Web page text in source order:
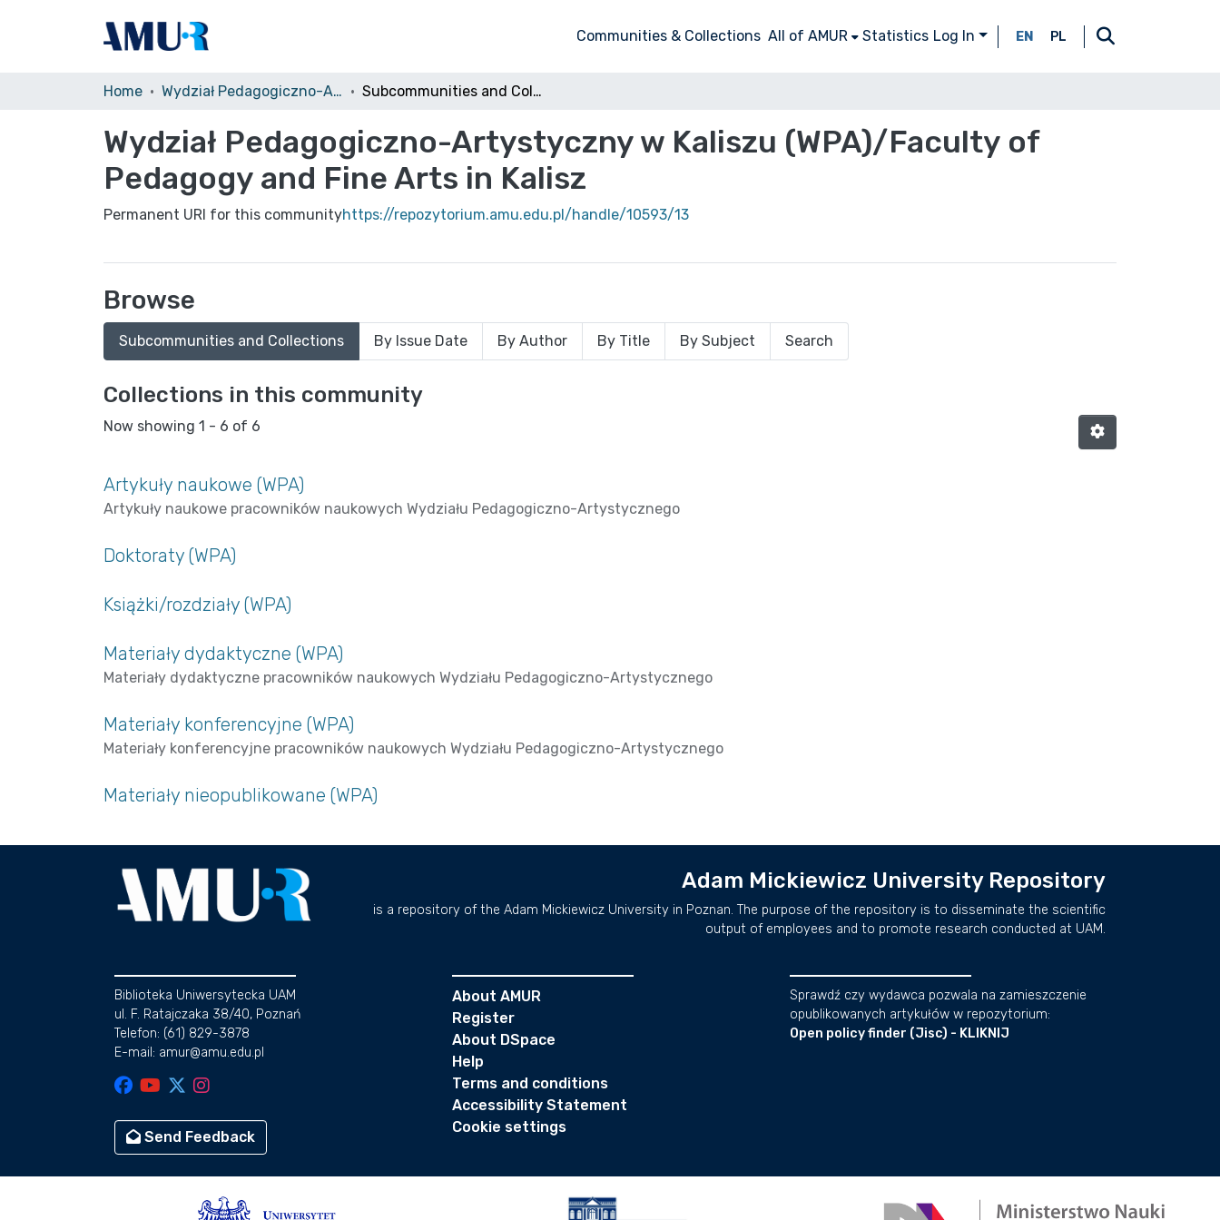
Communities & Collections All of AMUR Statistics Log In EN PL
Home Wydział Pedagogiczno-Artystyczny w Kaliszu (WPA)/Faculty of Pedagogy and Fine Arts in Kalisz Subcommunities and Collections
Wydział Pedagogiczno-Artystyczny w Kaliszu (WPA)/Faculty of
Pedagogy and Fine Arts in Kalisz
Permanent URI for this communityhttps://repozytorium.amu.edu.pl/handle/10593/13
Browse
Subcommunities and Collections By Issue Date By Author By Title By Subject Search
Collections in this community
Now showing 1 - 6 of 6
Artykuły naukowe (WPA)
Artykuły naukowe pracowników naukowych Wydziału Pedagogiczno-Artystycznego
Doktoraty (WPA)
Książki/rozdziały (WPA)
Materiały dydaktyczne (WPA)
Materiały dydaktyczne pracowników naukowych Wydziału Pedagogiczno-Artystycznego
Materiały konferencyjne (WPA)
Materiały konferencyjne pracowników naukowych Wydziału Pedagogiczno-Artystycznego
Materiały nieopublikowane (WPA)
Adam Mickiewicz University Repository
is a repository of the Adam Mickiewicz University in Poznan. The purpose of the repository is to disseminate the scientific
output of employees and to promote research conducted at UAM.
Biblioteka Uniwersytecka UAM
ul. F. Ratajczaka 38/40, Poznań
Telefon: (61) 829-3878
E-mail: amur@amu.edu.pl
Send Feedback
About AMUR
Register
About DSpace
Help
Terms and conditions
Accessibility Statement
Cookie settings
Sprawdź czy wydawca pozwala na zamieszczenie
opublikowanych artykułów w repozytorium:
Open policy finder (Jisc) - KLIKNIJ